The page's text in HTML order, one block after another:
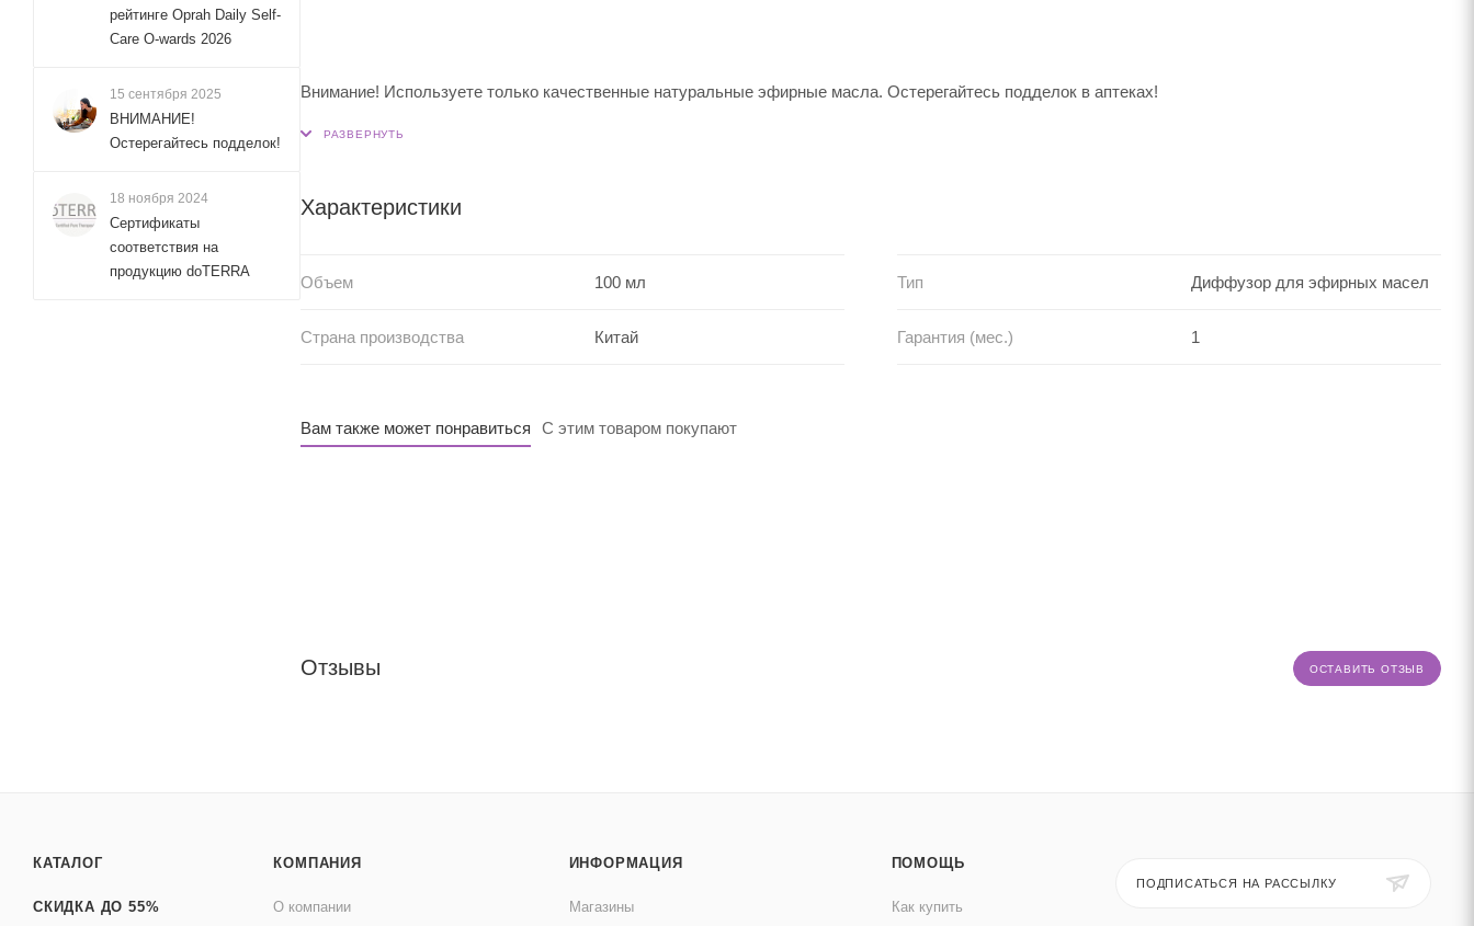
Внимание! Используете только качественные натуральные эфирные масла. Остерегайтесь подделок в аптеках!
Характеристики
Объем 100 мл Тип Диффузор для эфирных масел
Страна производства Китай Гарантия (мес.) 1
Вам также может понравиться С этим товаром покупают
Отзывы ОСТАВИТЬ ОТЗЫВ
рейтинге Oprah Daily Self-
Care O-wards 2026
15 сентября 2025
ВНИМАНИЕ!
Остерегайтесь подделок!
18 ноября 2024
Сертификаты
соответствия на
продукцию doTERRA
КАТАЛОГ
СКИДКА ДО 55%
КОМПАНИЯ
О компании
ИНФОРМАЦИЯ
Магазины
ПОМОЩЬ
Как купить
ПОДПИСАТЬСЯ НА РАССЫЛКУ